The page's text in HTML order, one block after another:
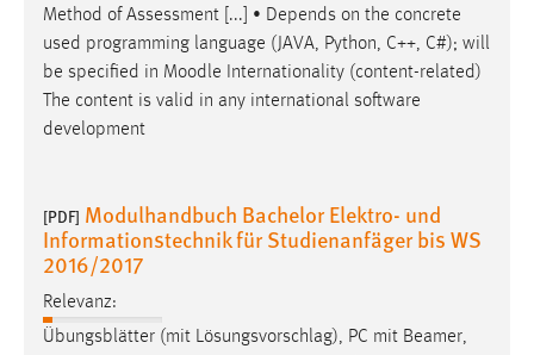
Method of Assessment [...] • Depends on the concrete
used programming language (JAVA, Python, C++, C#); will
be specified in Moodle Internationality (content-related)
The content is valid in any international software
development
[PDF] Modulhandbuch Bachelor Elektro- und
Informationstechnik für Studienanfäger bis WS
2016/2017
Relevanz:
Übungsblätter (mit Lösungsvorschlag), PC mit Beamer,
unsere Besucher unsere Website nutzen.
Matomo
Name:
Zugriffsstatistik
Cookie Laufzeit: